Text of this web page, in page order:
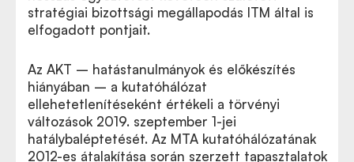
stratégiai bizottsági megállapodás ITM által is
elfogadott pontjait.
Az AKT – hatástanulmányok és előkészítés
hiányában – a kutatóhálózat
ellehetetlenítéseként értékeli a törvényi
változások 2019. szeptember 1-jei
hatálybaléptetését. Az MTA kutatóhálózatának
2012-es átalakítása során szerzett tapasztalatok